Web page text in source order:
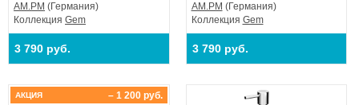
AM.PM (Германия)
Коллекция Gem
3 790 руб.
AM.PM (Германия)
Коллекция Gem
3 790 руб.
– 1 200 руб.
АКЦИЯ